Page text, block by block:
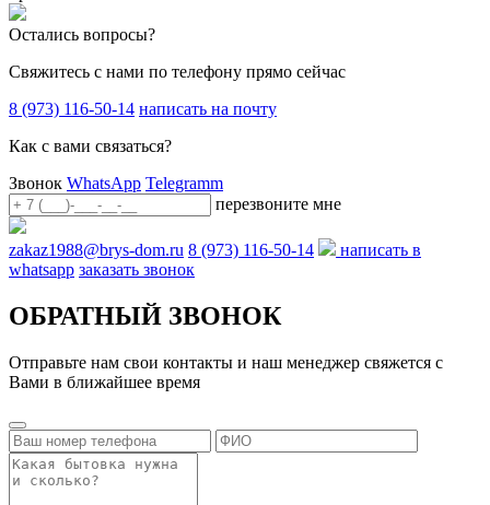
Остались вопросы?
Свяжитесь с нами по телефону прямо сейчас
8 (973) 116-50-14 написать на почту
Как с вами связаться?
Звонок WhatsApp Telegramm
перезвоните мне
zakaz1988@brys-dom.ru 8 (973) 116-50-14
написать в
whatsapp заказать звонок
ОБРАТНЫЙ ЗВОНОК
Отправьте нам свои контакты и наш менеджер свяжется с
Вами в ближайшее время